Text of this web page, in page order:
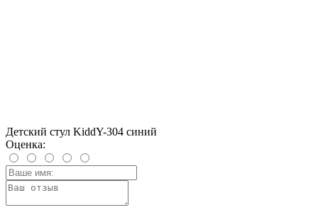
Детский стул KiddY-304 синий
Оценка: